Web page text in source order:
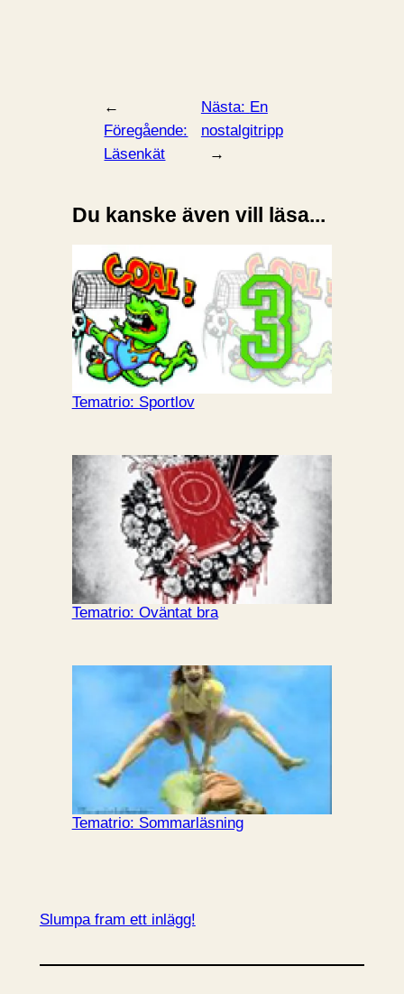
←
Föregående:
Läsenkät
Nästa: En
nostalgitripp
→
Du kanske även vill läsa...
Tematrio: Sportlov
Tematrio: Oväntat bra
Tematrio: Sommarläsning
Slumpa fram ett inlägg!